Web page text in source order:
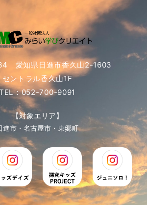
愛知県日進市香久山2-1603
セントラル香久山1F
：052-700-9091
【対象エリア】
進市・名古屋市・東郷町